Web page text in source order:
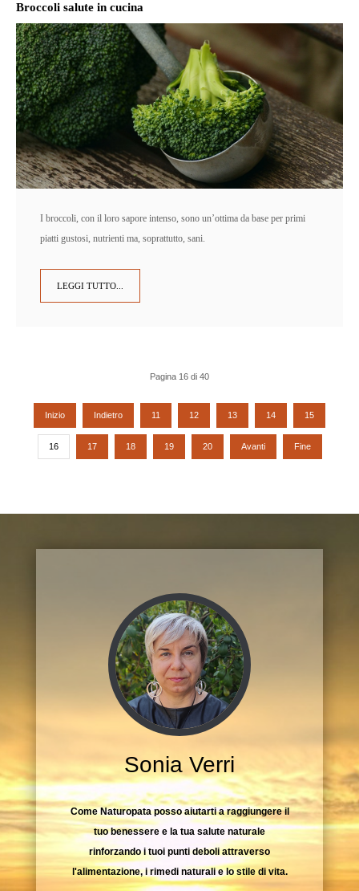
Broccoli salute in cucina
I broccoli, con il loro sapore intenso, sono un’ottima da base per primi
piatti gustosi, nutrienti ma, soprattutto, sani.
LEGGI TUTTO...
Pagina 16 di 40
Inizio Indietro 11 12 13 14 15
16 17 18 19 20 Avanti Fine
Sonia Verri
Come Naturopata posso aiutarti a raggiungere il
tuo benessere e la tua salute naturale
rinforzando i tuoi punti deboli attraverso
l'alimentazione, i rimedi naturali e lo stile di vita.